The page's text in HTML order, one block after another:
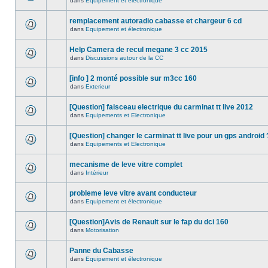
remplacement autoradio cabasse et chargeur 6 cd
dans Equipement et électronique
Help Camera de recul megane 3 cc 2015
dans Discussions autour de la CC
[info ] 2 monté possible sur m3cc 160
dans Exterieur
[Question] faisceau electrique du carminat tt live 2012
dans Equipements et Electronique
[Question] changer le carminat tt live pour un gps android
dans Equipements et Electronique
mecanisme de leve vitre complet
dans Intérieur
probleme leve vitre avant conducteur
dans Equipement et électronique
[Question]Avis de Renault sur le fap du dci 160
dans Motorisation
Panne du Cabasse
dans Equipement et électronique